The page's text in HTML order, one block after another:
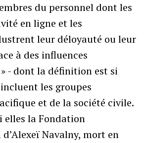
du personnel dont les
en ligne et les
leur déloyauté ou leur
à des influences
- dont la définition est si
les groupes
et de la société civile.
la Fondation
Navalny, mort en